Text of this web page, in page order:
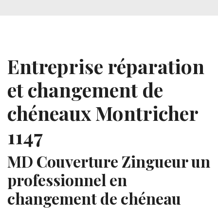
Entreprise réparation
et changement de
chéneaux Montricher
1147
MD Couverture Zingueur un
professionnel en
changement de chéneau